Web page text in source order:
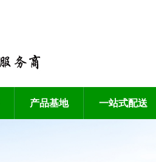
产品基地 一站式配送